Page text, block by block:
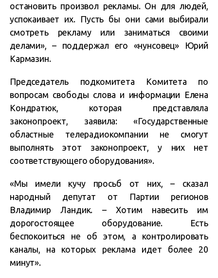
остановить произвол рекламы. Он для людей,
успокаивает их. Пусть бы они сами выбирали
смотреть рекламу или заниматься своими
делами», – поддержал его «нунсовец» Юрий
Кармазин.
Председатель подкомитета Комитета по
вопросам свободы слова и информации Елена
Кондратюк, которая представляла
законопроект, заявила: «Государственные
областные телерадиокомпании не смогут
выполнять этот законопроект, у них нет
соответствующего оборудования».
«Мы имели кучу просьб от них, – сказал
народный депутат от Партии регионов
Владимир Ландик. – Хотим навесить им
дорогостоящее оборудование. Есть
беспокоиться не об этом, а контролировать
каналы, на которых реклама идет более 20
минут».